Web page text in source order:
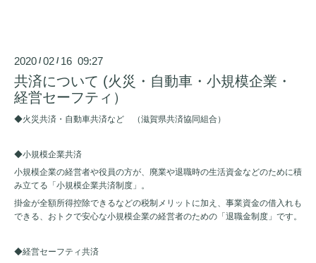
2020 /02 / 16 09:27
共済について (火災・自動車・小規模企業・
経営セーフティ）
◆火災共済・自動車共済など （滋賀県共済協同組合）
◆小規模企業共済
小規模企業の経営者や役員の方が、廃業や退職時の生活資金などのために積
み立てる「小規模企業共済制度」。
掛金が全額所得控除できるなどの税制メリットに加え、事業資金の借入れも
できる、おトクで安心な小規模企業の経営者のための「退職金制度」です。
◆経営セーフティ共済